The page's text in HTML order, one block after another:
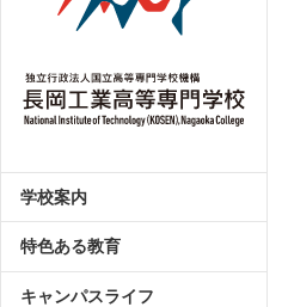
学校案内
特色ある教育
キャンパスライフ